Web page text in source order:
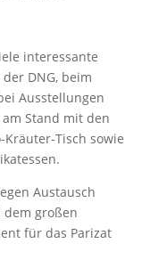
interessante
DNG, beim
Ausstellungen
Stand mit den
Tisch sowie
Austausch
großen
für das Parizat